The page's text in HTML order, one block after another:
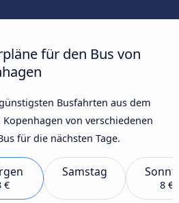
für den Bus von
Busfahrten aus dem
von verschiedenen
für die nächsten Tage.
€
Samstag
8 €